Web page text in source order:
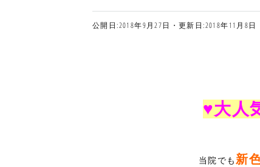
公開日:2018年9月27日・更新日:2018年11月8日
♥大人
当院でも新